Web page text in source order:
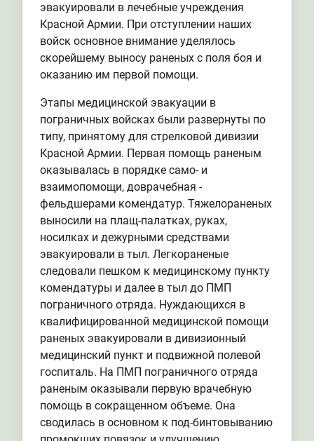
эвакуировали в лечебные учреждения
Красной Армии. При отступлении наших
войск основное внимание уделялось
скорейшему выносу раненых с поля боя и
оказанию им первой помощи.
Этапы медицинской эвакуации в
пограничных войсках были развернуты по
типу, принятому для стрелковой дивизии
Красной Армии. Первая помощь раненым
оказывалась в порядке само- и
взаимопомощи, доврачебная -
фельдшерами комендатур. Тяжелораненых
выносили на плащ-палатках, руках,
носилках и дежурными средствами
эвакуировали в тыл. Легкораненые
следовали пешком к медицинскому пункту
комендатуры и далее в тыл до ПМП
пограничного отряда. Нуждающихся в
квалифицированной медицинской помощи
раненых эвакуировали в дивизионный
медицинский пункт и подвижной полевой
госпиталь. На ПМП пограничного отряда
раненым оказывали первую врачебную
помощь в сокращенном объеме. Она
сводилась в основном к под-бинтовыванию